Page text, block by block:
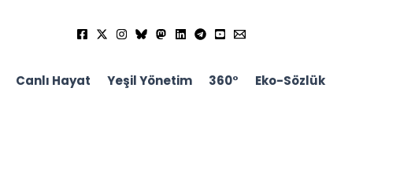
Canlı Hayat Yeşil Yönetim 360° Eko-Sözlük